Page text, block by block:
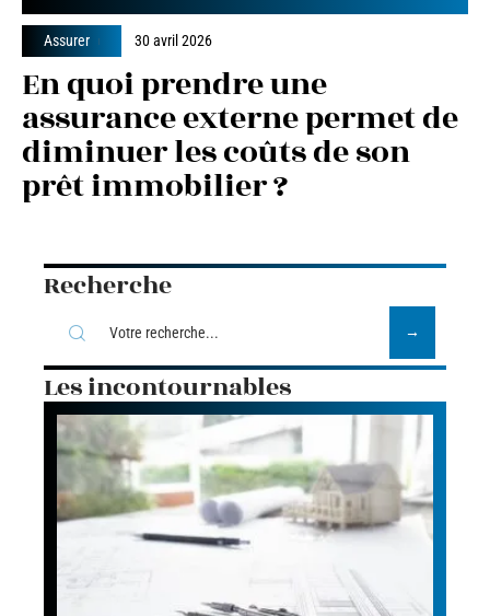
Assurer 30 avril 2026
En quoi prendre une
assurance externe permet de
diminuer les coûts de son
prêt immobilier ?
Recherche
Les incontournables